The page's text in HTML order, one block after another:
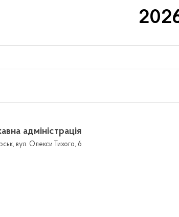
адміністрація
вул. Олекси Тихого, 6